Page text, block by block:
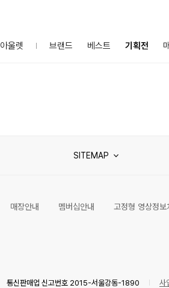
아울렛 브랜드 베스트 기획전
SITEMAP
매장안내 멤버십안내 고정형 영상정
통신판매업 신고번호 2015-서울강동-1890 사